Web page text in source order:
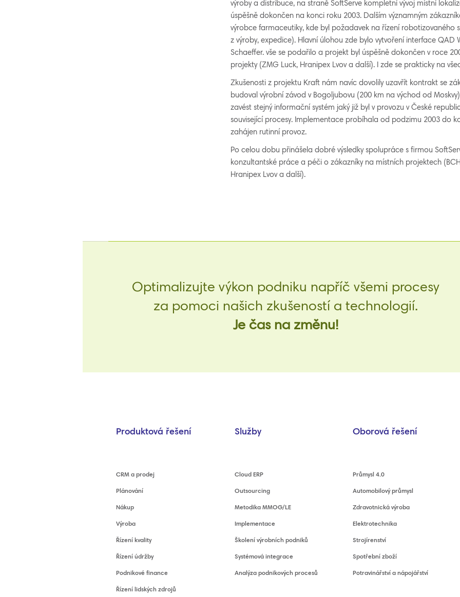
výroby a distribuce, na straně SoftServe kompletní vývoj místní
úspěšně dokončen na konci roku 2003. Dalším významným
výrobce farmaceutiky, kde byl požadavek na řízení robotizovaného
z výroby, expedice). Hlavní úlohou zde bylo vytvoření interface
Schaeffer. vše se podařilo a projekt byl úspěšně dokončen v roce
projekty (ZMG Luck, Hranipex Lvov a další). I zde se prakticky na
Zkušenosti z projektu Kraft nám navíc dovolily uzavřít kontrakt se
budoval výrobní závod v Bogoljubovu (200 km na východ od
zavést stejný informační systém jaký již byl v provozu v České
související procesy. Implementace probíhala od podzimu 2003 do
zahájen rutinní provoz.
Po celou dobu přinášela dobré výsledky spolupráce s firmou
konzultantské práce a péči o zákazníky na místních projektech
Hranipex Lvov a další).
Optimalizujte výkon podniku napříč všemi procesy
za pomoci našich zkušeností a technologií.
Je čas na změnu!
Produktová řešení
CRM a prodej
Plánování
Nákup
Výroba
Řízení kvality
Řízení údržby
Podnikové finance
Řízení lidských zdrojů
Služby
Cloud ERP
Outsourcing
Metodika MMOG/LE
Implementace
Školení výrobních podniků
Systémová integrace
Analýza podnikových procesů
Oborová řešení
Průmysl 4.0
Automobilový průmysl
Zdravotnická výroba
Elektrotechnika
Strojírenství
Spotřební zboží
Potravinářství a nápojářství